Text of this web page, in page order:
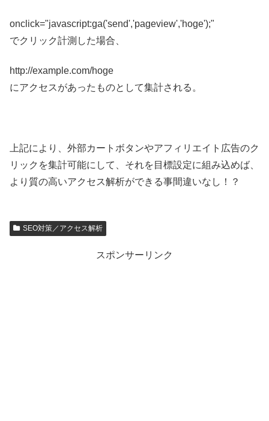
onclick="javascript:ga('send','pageview','hoge');"
でクリック計測した場合、
http://example.com/hoge
にアクセスがあったものとして集計される。
上記により、外部カートボタンやアフィリエイト広告のク
リックを集計可能にして、それを目標設定に組み込めば、
より質の高いアクセス解析ができる事間違いなし！？
SEO対策／アクセス解析
スポンサーリンク